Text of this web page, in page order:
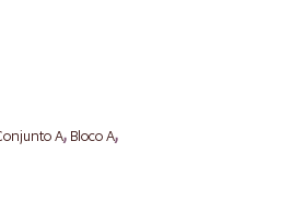
A, Bloco A,